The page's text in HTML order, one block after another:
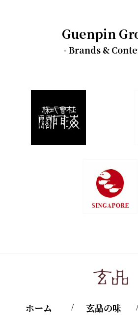
Guenpin
- Brands &
ホーム 玄品の味